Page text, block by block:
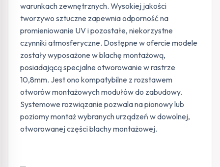
warunkach zewnętrznych. Wysokiej jakości
tworzywo sztuczne zapewnia odporność na
promieniowanie UV i pozostałe, niekorzystne
czynniki atmosferyczne. Dostępne w ofercie modele
zostały wyposażone w blachę montażową,
posiadającą specjalne otworowanie w rastrze
10,8mm. Jest ono kompatybilne z rozstawem
otworów montażowych modułów do zabudowy.
Systemowe rozwiązanie pozwala na pionowy lub
poziomy montaż wybranych urządzeń w dowolnej,
otworowanej części blachy montażowej.